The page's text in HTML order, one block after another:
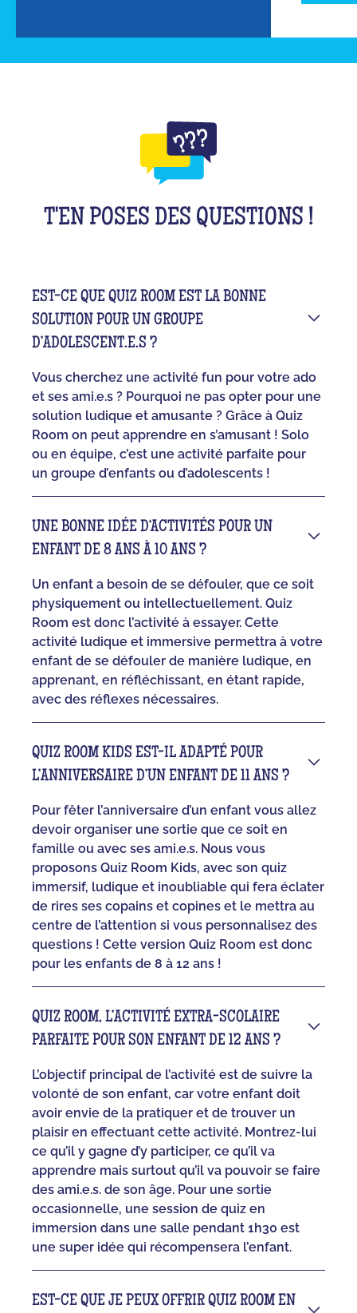
T'EN POSES DES QUESTIONS !
EST-CE QUE QUIZ ROOM EST LA BONNE
SOLUTION POUR UN GROUPE
D’ADOLESCENT.E.S ?
Vous cherchez une activité fun pour votre ado
et ses ami.e.s ? Pourquoi ne pas opter pour une
solution ludique et amusante ? Grâce à Quiz
Room on peut apprendre en s’amusant ! Solo
ou en équipe, c’est une activité parfaite pour
un groupe d’enfants ou d’adolescents !
UNE BONNE IDÉE D‘ACTIVITÉS POUR UN
ENFANT DE 8 ANS À 10 ANS ?
Un enfant a besoin de se défouler, que ce soit
physiquement ou intellectuellement. Quiz
Room est donc l’activité à essayer. Cette
activité ludique et immersive permettra à votre
enfant de se défouler de manière ludique, en
apprenant, en réfléchissant, en étant rapide,
avec des réflexes nécessaires.
QUIZ ROOM KIDS EST-IL ADAPTÉ POUR
L’ANNIVERSAIRE D’UN ENFANT DE 11 ANS ?
Pour fêter l’anniversaire d’un enfant vous allez
devoir organiser une sortie que ce soit en
famille ou avec ses ami.e.s. Nous vous
proposons Quiz Room Kids, avec son quiz
immersif, ludique et inoubliable qui fera éclater
de rires ses copains et copines et le mettra au
centre de l’attention si vous personnalisez des
questions ! Cette version Quiz Room est donc
pour les enfants de 8 à 12 ans !
QUIZ ROOM, L’ACTIVITÉ EXTRA-SCOLAIRE
PARFAITE POUR SON ENFANT DE 12 ANS ?
L’objectif principal de l’activité est de suivre la
volonté de son enfant, car votre enfant doit
avoir envie de la pratiquer et de trouver un
plaisir en effectuant cette activité. Montrez-lui
ce qu’il y gagne d’y participer, ce qu’il va
apprendre mais surtout qu’il va pouvoir se faire
des ami.e.s. de son âge. Pour une sortie
occasionnelle, une session de quiz en
immersion dans une salle pendant 1h30 est
une super idée qui récompensera l’enfant.
EST-CE QUE JE PEUX OFFRIR QUIZ ROOM EN